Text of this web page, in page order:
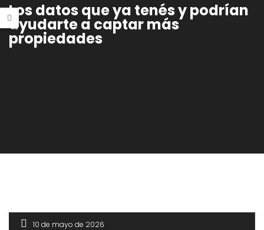
Los datos que ya tenés y podrían
ayudarte a captar más
propiedades
10 de mayo de 2026